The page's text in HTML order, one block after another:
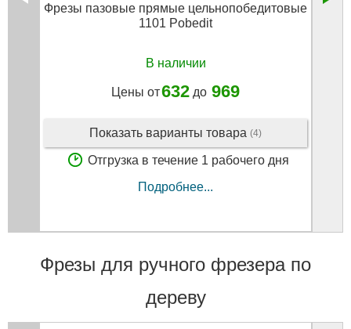
Фрезы пазовые прямые цельнопобедитовые
1101 Pobedit
В наличии
Цены от632 до 969
Показать варианты товара (4)
Отгрузка в течение 1 рабочего дня
Подробнее...
Фрезы для ручного фрезера по
дереву